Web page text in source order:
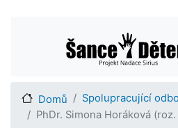
Main navigation
Domů
Spolupracující
PhDr. Simona Horáková